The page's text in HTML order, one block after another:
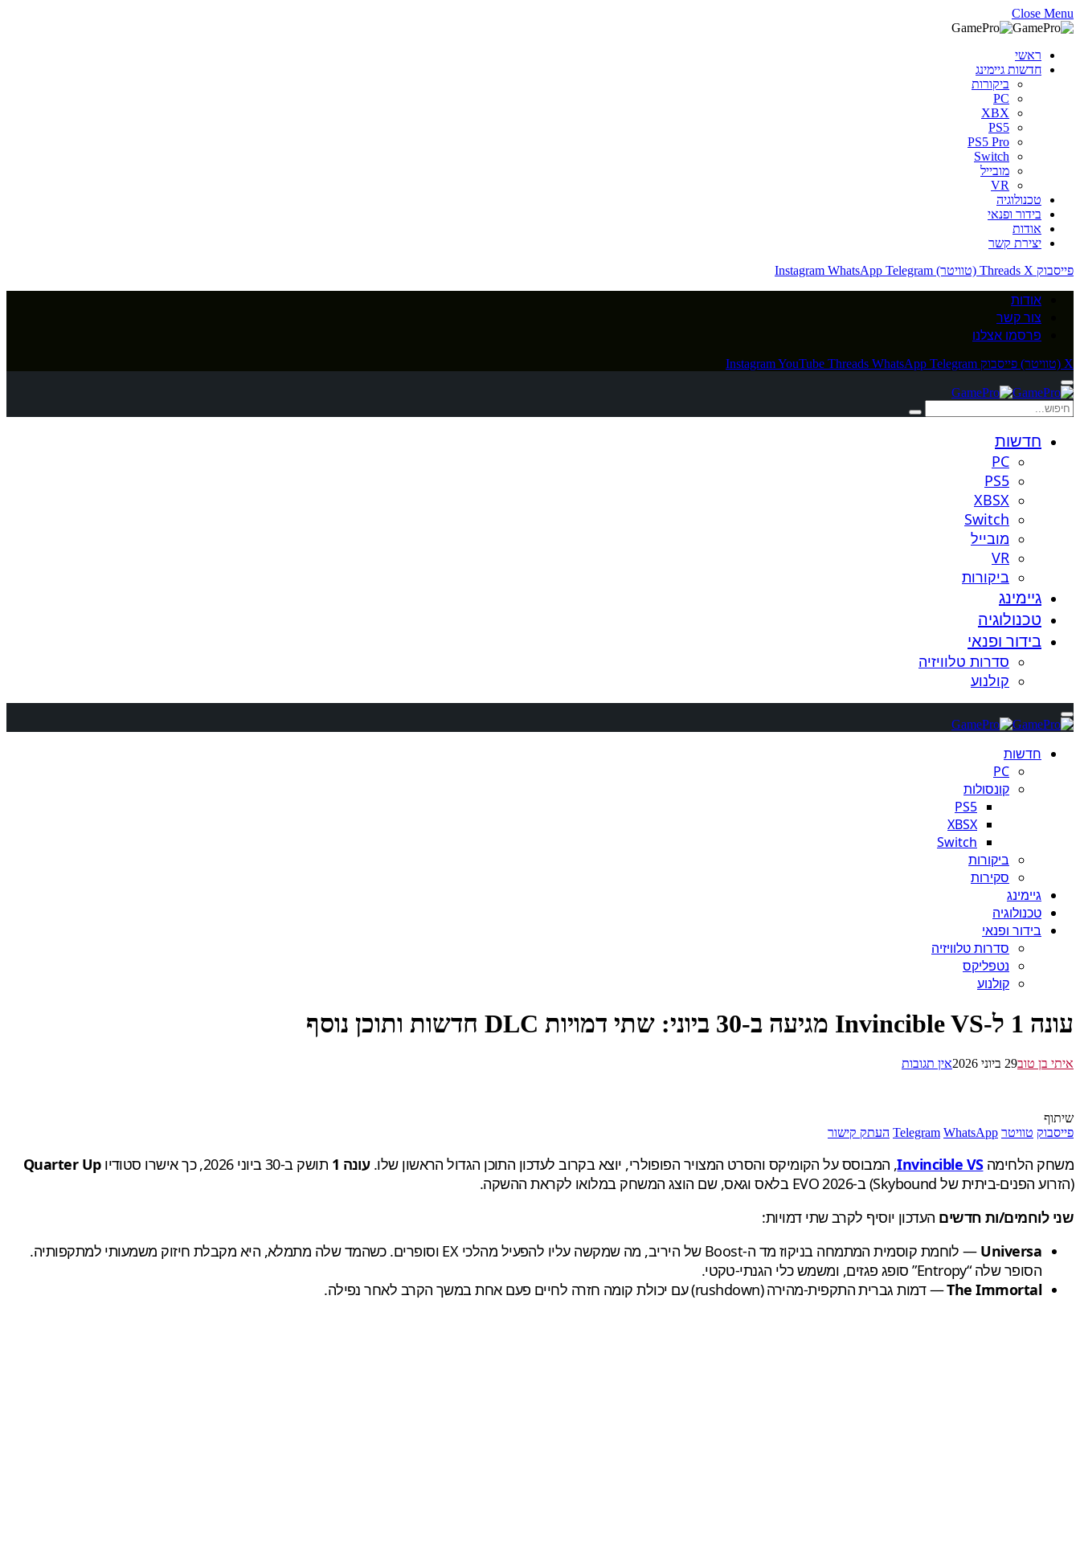
Close Menu
ראשי
חדשות גיימינג
ביקורות
PC
XBX
PS5
PS5 Pro
Switch
מובייל
VR
טכנולוגיה
בידור ופנאי
אודות
יצירת קשר
פייסבוק
Threads X (טוויטר) Instagram WhatsApp Telegram
אודות
צור קשר
פרסמו אצלנו
X (טוויטר) פייסבוק InstagramYouTube Threads WhatsApp Telegram
חדשות
PC
PS5
XBSX
Switch
מובייל
VR
ביקורות
גיימינג
טכנולוגיה
בידור ופנאי
סדרות טלוויזיה
קולנוע
חדשות
PC
קונסולות
PS5
XBSX
Switch
ביקורות
סקירות
גיימינג
טכנולוגיה
בידור ופנאי
סדרות טלוויזיה
נטפליקס
קולנוע
עונה 1 ל-Invincible VS מגיעה ב-30 ביוני: שתי דמויות DLC חדשות ותוכן נוסף
איתי בן טוב29 ביוני 2026 אין תגובות
שיתוף
פייסבוק טוויטר Telegram WhatsApp העתק קישור
משחק הלחימהInvincible VS, המבוסס על הקומיקס והסרט המצויר הפופולרי, יוצא בקרוב לעדכון התוכן הגדול הראשון שלו.עונה 1 תושק ב-30 ביוני 2026, כך אישרו סטודיו
Quarter Up
(הזרוע הפנים-ביתית של Skybound) ב-EVO 2026 בלאס וגאס, שם הוצג המשחק במלואו לקראת ההשקה.
שני לוחמים/ות חדשים העדכון יוסיף לקרב שתי דמויות:
Universa
— לוחמת קוסמית המתמחה בניקוז מד ה-Boost של היריב, מה שמקשה עליו להפעיל מהלכי EX וסופרים. כשהמד שלה מתמלא, היא מקבלת חיזוק משמעותי למתקפותיה.
הסופר שלה “Entropy” סופג פגזים, ומשמש כלי הגנתי-טקטי.
The Immortal— דמות גברית התקפית-מהירה (rushdown) עם יכולת קומה חזרה לחיים פעם אחת במשך הקרב לאחר נפילה.